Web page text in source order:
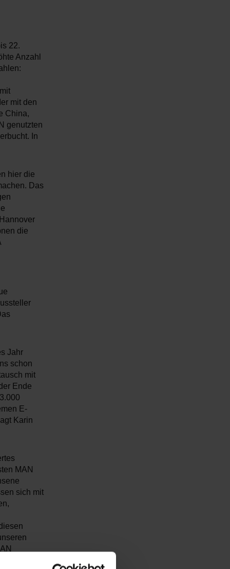
22.
Anzahl
mit den
China,
genutzten
In
hier die
Das
die
Jahr
schon
mit
Ende
E-
Karin
MAN
sich mit